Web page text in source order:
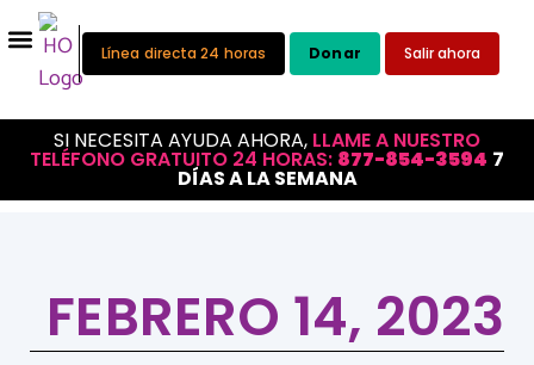
Línea directa 24 horas Donar Salir ahora
SI NECESITA AYUDA AHORA, LLAME A NUESTRO
TELÉFONO GRATUITO 24 HORAS: 877-854-3594 7
DÍAS A LA SEMANA
FEBRERO 14, 2023